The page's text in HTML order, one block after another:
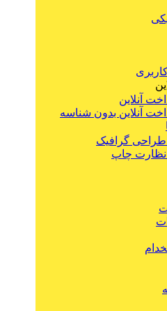
آنلاین
آنلاین بدون شناسه
طراحی گرافیک
نظارت چاپ